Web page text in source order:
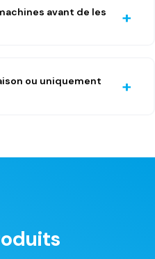
avant de les
ou uniquement